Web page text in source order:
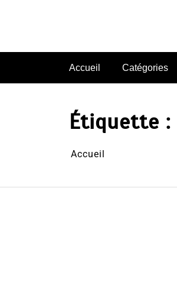
Accueil Catégories
Étiquette :
Accueil